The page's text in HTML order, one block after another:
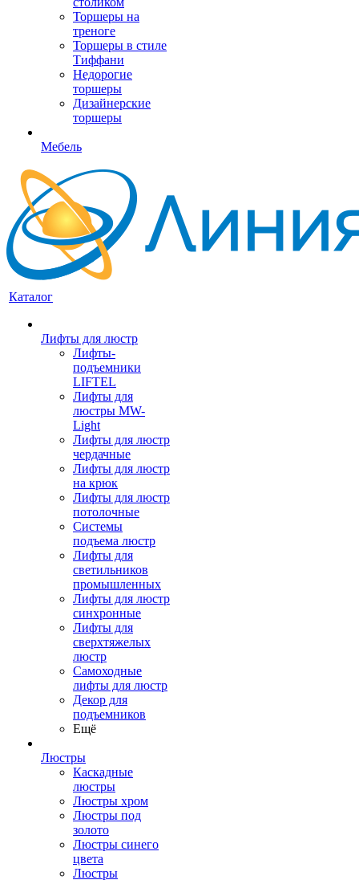
Торшеры на
треноге
Торшеры в стиле
Тиффани
Недорогие
торшеры
Дизайнерские
торшеры
Мебель
Каталог
Лифты для люстр
Лифты-
подъемники
LIFTEL
Лифты для
люстры MW-
Light
Лифты для люстр
чердачные
Лифты для люстр
на крюк
Лифты для люстр
потолочные
Системы
подъема люстр
Лифты для
светильников
промышленных
Лифты для люстр
синхронные
Лифты для
сверхтяжелых
люстр
Самоходные
лифты для люстр
Декор для
подъемников
Ещё
Люстры
Каскадные
люстры
Люстры хром
Люстры под
золото
Люстры синего
цвета
Люстры